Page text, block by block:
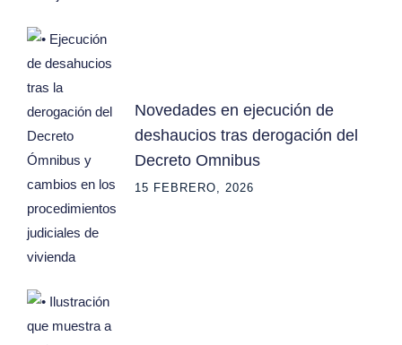
Novedades en ejecución de
deshaucios tras derogación del
Decreto Omnibus
15 FEBRERO, 2026